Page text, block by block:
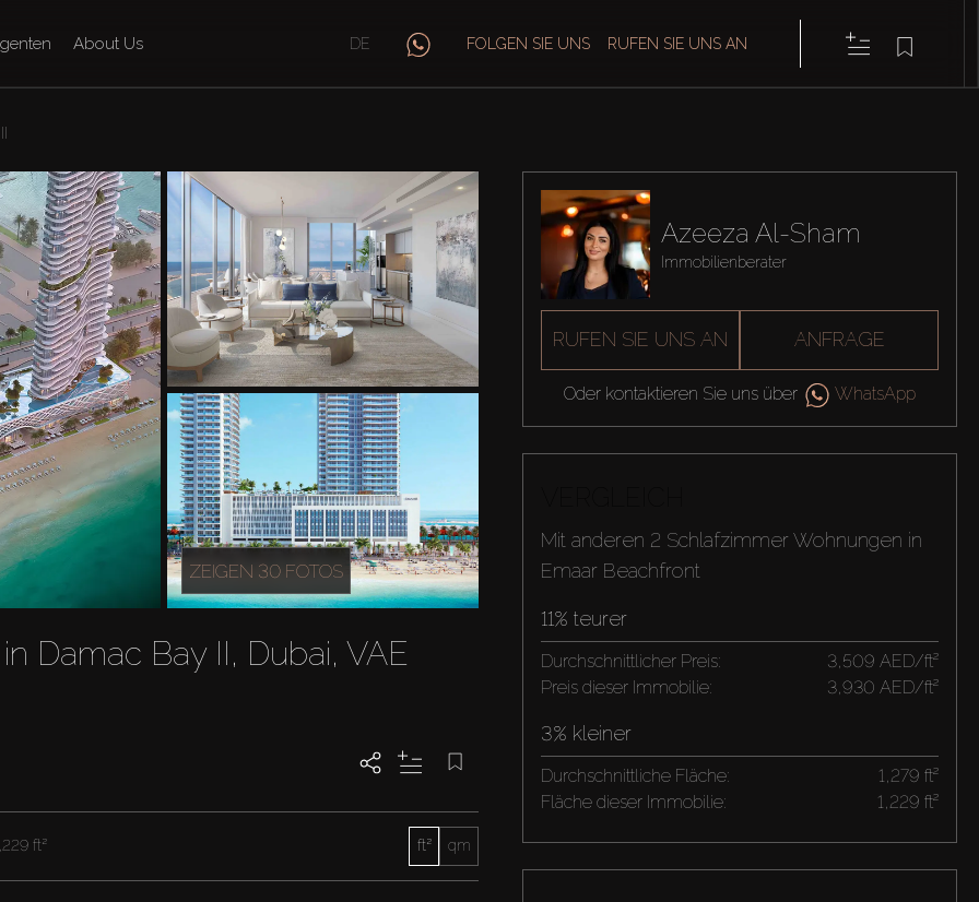
About Us DE FOLGEN SIE UNS RUFEN SIE UNS AN
ZEIGEN 30 FOTOS
Damac Bay II, Dubai, VAE
ft² ft² qm
Azeeza Al-Sham
Immobilienberater
RUFEN SIE UNS AN ANFRAGE
Oder kontaktieren Sie uns über WhatsApp
Mit anderen 2 Schlafzimmer Wohnungen in
Emaar Beachfront
11% teurer
Durchschnittlicher Preis:
3,509 AED/ft²
Preis dieser Immobilie:
3,930 AED/ft²
3% kleiner
Durchschnittliche Fläche:
1,279 ft²
Fläche dieser Immobilie:
1,229 ft²